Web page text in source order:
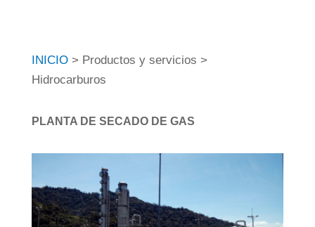
INICIO> Productos y servicios >
Hidrocarburos
PLANTA DE SECADO DE GAS